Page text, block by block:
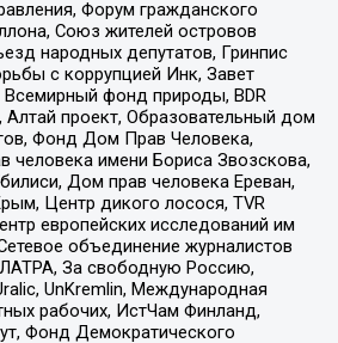
Форум гражданского
Союз жителей островов
народных депутатов, Гринпис
с коррупцией Инк, Завет
Всемирный фонд природы, BDR
Алтай проект, Образовательный дом
Фонд Дом Прав Человека,
человека имени Бориса Звозскова,
Дом прав человека Ереван,
Центр дикого лосося, TVR
европейских исследований им
объединение журналистов
За свободную Россию,
UnKremlin, Международная
рабочих, ИстЧам Финланд,
Фонд Демократического